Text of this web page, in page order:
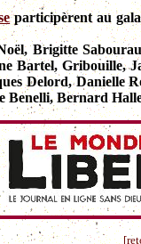
participèrent au
Brigitte
Bartel, Gribouille,
Delord, Danielle
Benelli, Bernard